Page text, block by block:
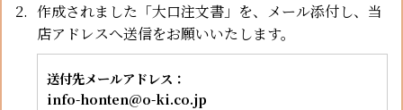
作成されました「大口注文書」を、メール添付し、当
店アドレスへ送信をお願いいたします。
送付先メールアドレス：
info-honten@o-ki.co.jp